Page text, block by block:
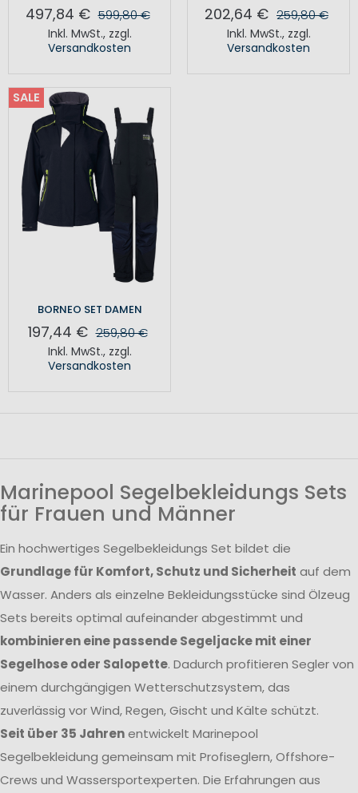
497,84 € 599,80 €
Inkl. MwSt., zzgl.
Versandkosten
202,64 € 259,80 €
Inkl. MwSt., zzgl.
Versandkosten
SALE
BORNEO SET DAMEN
197,44 € 259,80 €
Inkl. MwSt., zzgl.
Versandkosten
Marinepool Segelbekleidungs Sets
für Frauen und Männer
Ein hochwertiges Segelbekleidungs Set bildet die
Grundlage für Komfort, Schutz und Sicherheit auf dem
Wasser. Anders als einzelne Bekleidungsstücke sind Ölzeug
Sets bereits optimal aufeinander abgestimmt und
kombinieren eine passende Segeljacke mit einer
Segelhose oder Salopette. Dadurch profitieren Segler von
einem durchgängigen Wetterschutzsystem, das
zuverlässig vor Wind, Regen, Gischt und Kälte schützt.
Seit über 35 Jahrenentwickelt Marinepool
Segelbekleidung gemeinsam mit Profiseglern, Offshore-
Crews und Wassersportexperten. Die Erfahrungen aus